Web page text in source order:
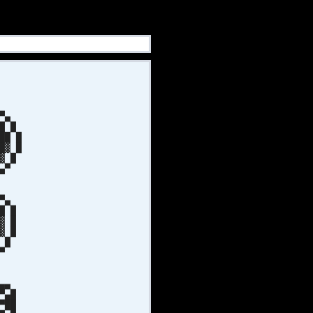
█
█
█
█
█
█
█